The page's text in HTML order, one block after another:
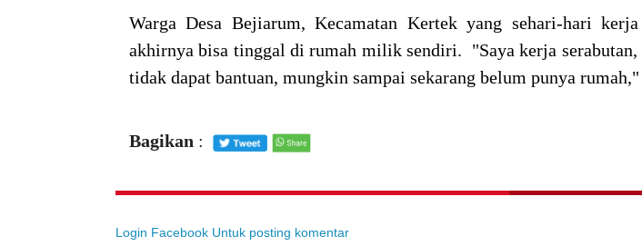
Warga Desa Bejiarum, Kecamatan Kertek yang sehari-hari
akhirnya bisa tinggal di rumah milik sendiri. "Saya kerja serabutan,
tidak dapat bantuan, mungkin sampai sekarang belum punya rumah,"
Bagikan :
Login Facebook Untuk posting komentar